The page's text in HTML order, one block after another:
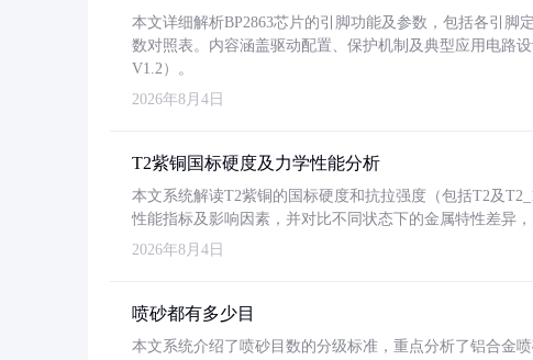
本文详细解析BP2863芯片的引脚功能及参数，包括各引
数对照表。内容涵盖驱动配置、保护机制及典型应用电路
V1.2）。
2026年8月4日
T2紫铜国标硬度及力学性能分析
本文系统解读T2紫铜的国标硬度和抗拉强度（包括T2及
性能指标及影响因素，并对比不同状态下的金属特性差异，
2026年8月4日
喷砂都有多少目
本文系统介绍了喷砂目数的分级标准，重点分析了铝合金